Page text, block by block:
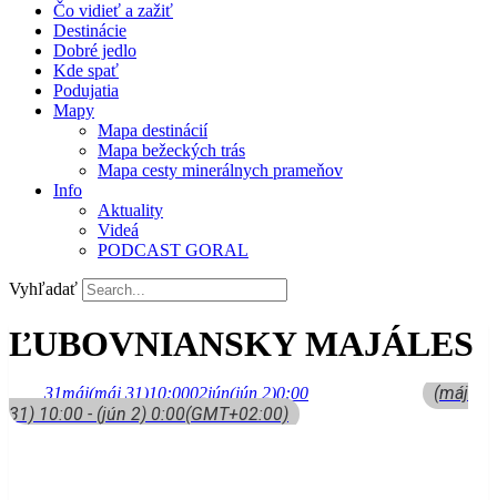
Čo vidieť a zažiť
Destinácie
Dobré jedlo
Kde spať
Podujatia
Mapy
Mapa destinácií
Mapa bežeckých trás
Mapa cesty minerálnych prameňov
Info
Aktuality
Videá
PODCAST GORAL
Vyhľadať
ĽUBOVNIANSKY MAJÁLES
31máj(máj 31)10:0002jún(jún 2)0:00
(máj
31) 10:00 - (jún 2) 0:00(GMT+02:00)